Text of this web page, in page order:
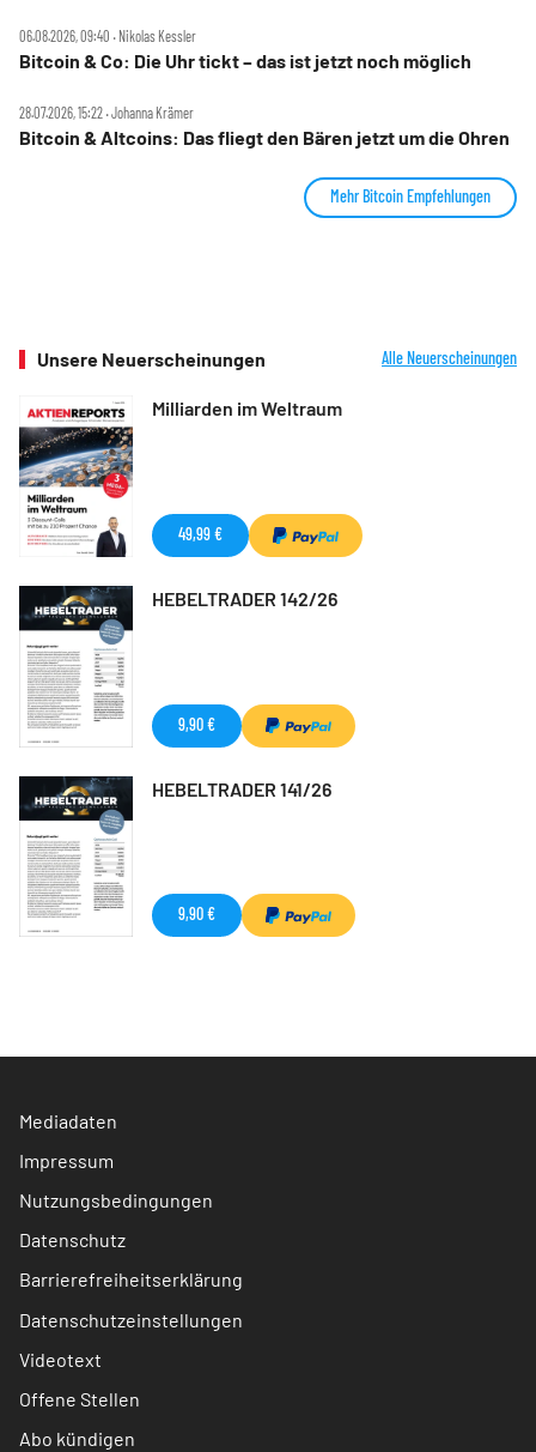
06.08.2026, 09:40 ‧ Nikolas Kessler
Bitcoin & Co: Die Uhr tickt – das ist jetzt noch möglich
28.07.2026, 15:22 ‧ Johanna Krämer
Bitcoin & Altcoins: Das fliegt den Bären jetzt um die Ohren
Mehr Bitcoin Empfehlungen
Unsere Neuerscheinungen Alle Neuerscheinungen
Milliarden im Weltraum
49,99 €
HEBELTRADER 142/26
9,90 €
HEBELTRADER 141/26
9,90 €
Mediadaten
Impressum
Nutzungsbedingungen
Datenschutz
Barrierefreiheitserklärung
Datenschutzeinstellungen
Videotext
Offene Stellen
Abo kündigen